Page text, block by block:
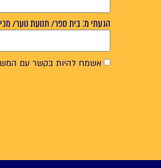
הגעתי מ: בית ספר/ תנועת נוער/
אשמח להיות בקשר עם